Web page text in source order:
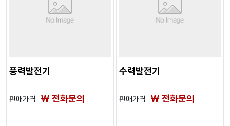
풍력발전기
판매가격 ₩ 전화문의
수력발전기
판매가격 ₩ 전화문의